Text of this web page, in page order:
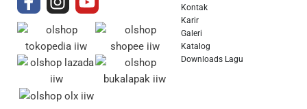
Kontak
Karir
Galeri
Katalog
Downloads Lagu